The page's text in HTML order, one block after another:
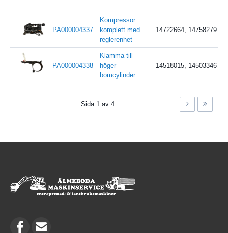
PA000004337
Kompressor
komplett med
reglerenhet
14722664, 14758279
PA000004338
Klamma till
höger
bomcylinder
14518015, 14503346
Sida 1 av 4